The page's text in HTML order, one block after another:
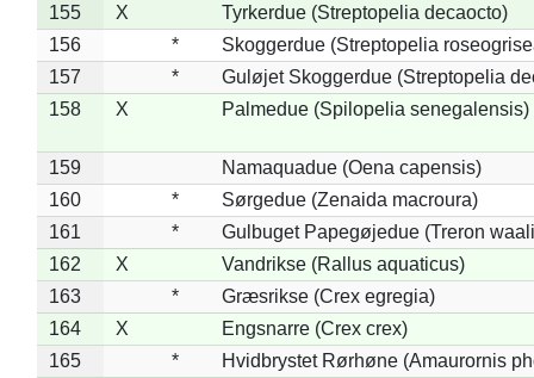
155
X
Tyrkerdue (Streptopelia decaocto)
156
*
Skoggerdue (Streptopelia
157
*
Guløjet Skoggerdue (Streptopelia
158
X Palmedue (Spilopelia senegalensis)
159
Namaquadue (Oena capensis)
160
*
Sørgedue (Zenaida macroura)
161
*
Gulbuget Papegøjedue (Treron
162
X
Vandrikse (Rallus aquaticus)
163
*
Græsrikse (Crex egregia)
164
X
Engsnarre (Crex crex)
165
*
Hvidbrystet Rørhøne (Amaurornis